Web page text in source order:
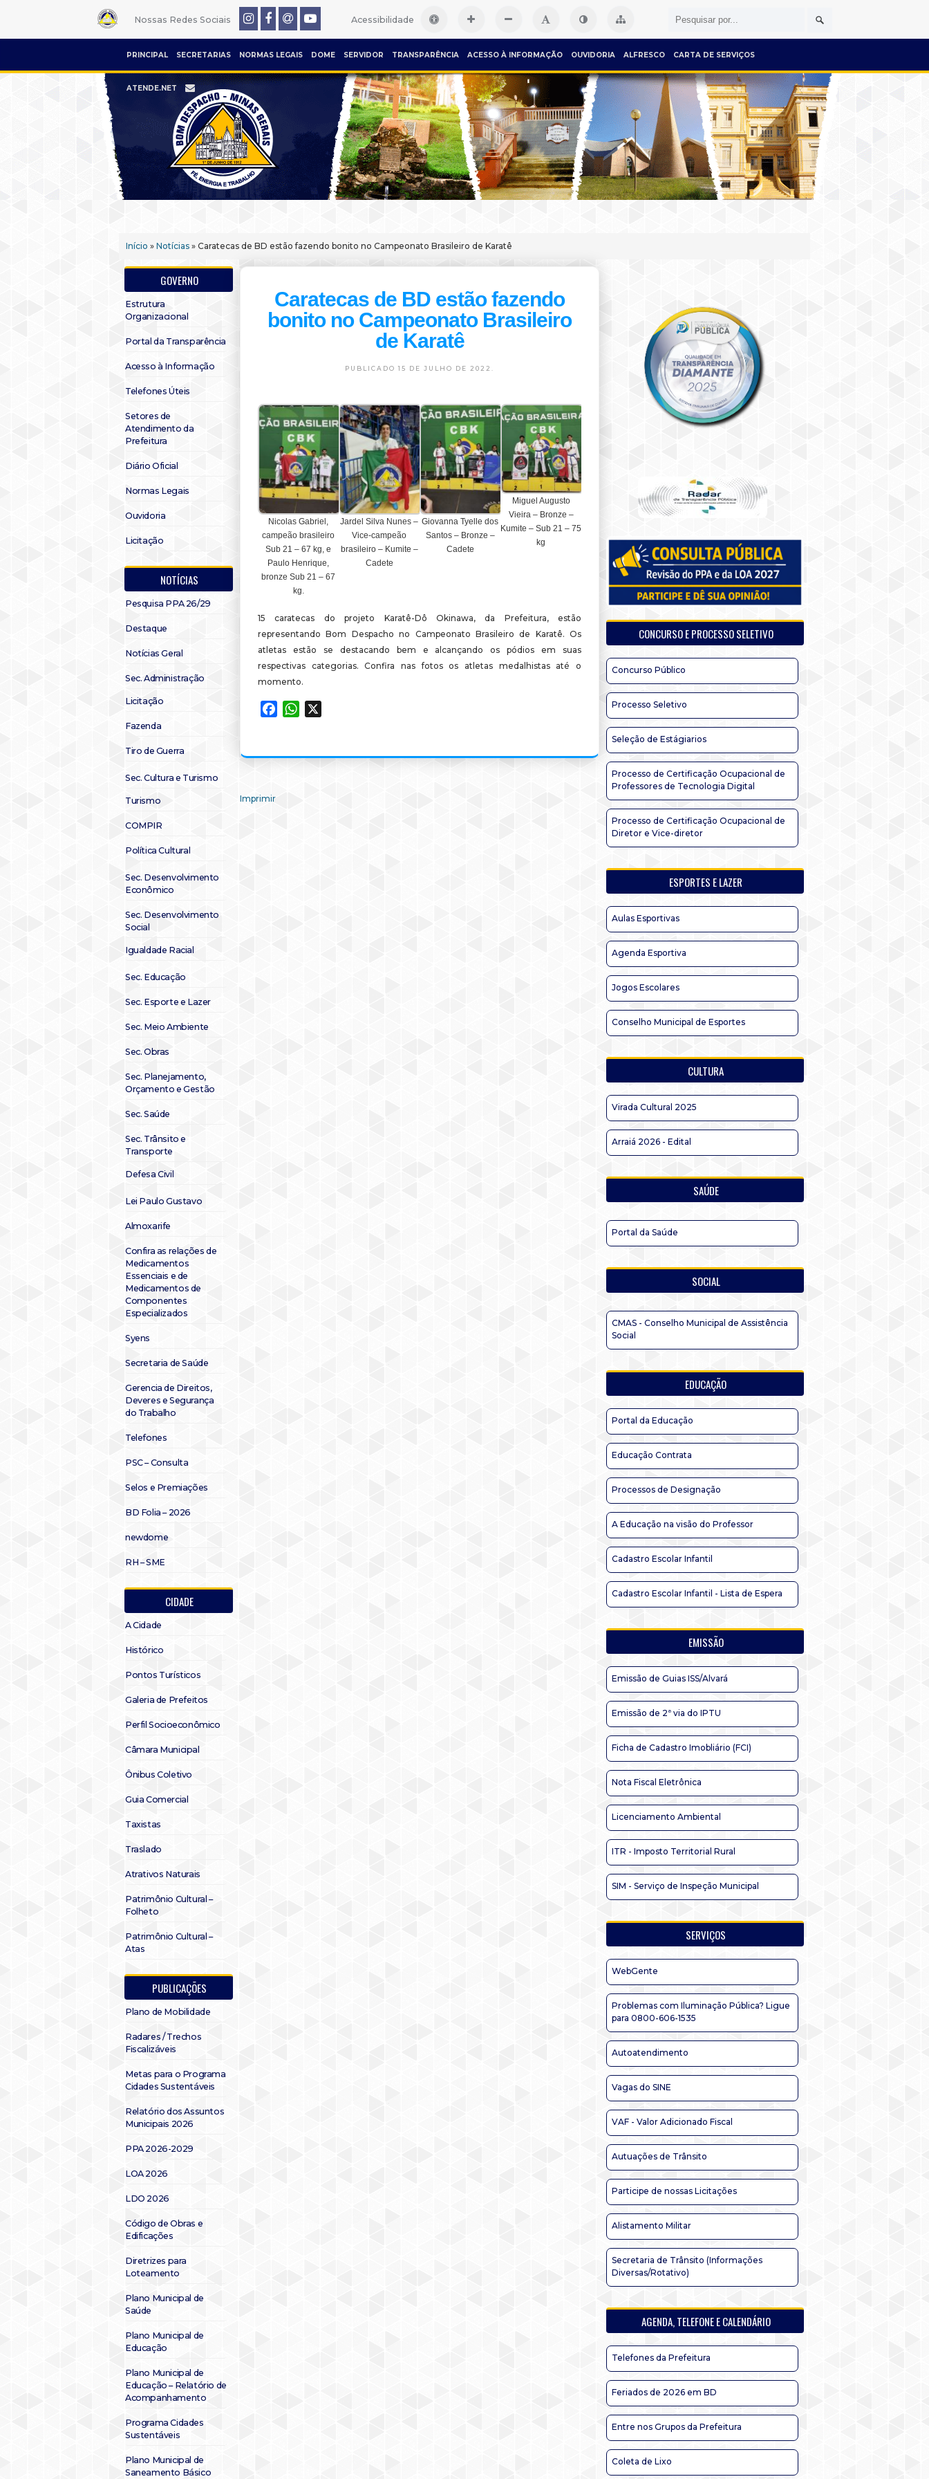
Nossas Redes Sociais Acessibilidade
PRINCIPAL SECRETARIAS NORMAS LEGAIS DOME SERVIDOR TRANSPARÊNCIA ACESSO À INFORMAÇÃO OUVIDORIA ALFRESCO CARTA DE SERVIÇOS
ATENDE.NET
Início » Notícias » Caratecas de BD estão fazendo bonito no Campeonato Brasileiro de Karatê
GOVERNO
Estrutura
Organizacional
Portal da Transparência
Acesso à Informação
Telefones Úteis
Setores de
Atendimento da
Prefeitura
Diário Oficial
Normas Legais
Ouvidoria
Licitação
NOTÍCIAS
Pesquisa PPA 26/29
Destaque
Notícias Geral
Sec. Administração
Licitação
Fazenda
Tiro de Guerra
Sec. Cultura e Turismo
Turismo
COMPIR
Política Cultural
Sec. Desenvolvimento
Econômico
Sec. Desenvolvimento
Social
Igualdade Racial
Sec. Educação
Sec. Esporte e Lazer
Sec. Meio Ambiente
Sec. Obras
Sec. Planejamento,
Orçamento e Gestão
Sec. Saúde
Sec. Trânsito e
Transporte
Defesa Civil
Lei Paulo Gustavo
Almoxarife
Confira as relações de
Medicamentos
Essenciais e de
Medicamentos de
Componentes
Especializados
Syens
Secretaria de Saúde
Gerencia de Direitos,
Deveres e Segurança
do Trabalho
Telefones
PSC – Consulta
Selos e Premiações
BD Folia – 2026
newdome
RH – SME
CIDADE
A Cidade
Histórico
Pontos Turísticos
Galeria de Prefeitos
Perfil Socioeconômico
Câmara Municipal
Ônibus Coletivo
Guia Comercial
Taxistas
Traslado
Atrativos Naturais
Patrimônio Cultural –
Folheto
Patrimônio Cultural –
Atas
PUBLICAÇÕES
Plano de Mobilidade
Radares / Trechos
Fiscalizáveis
Metas para o Programa
Cidades Sustentáveis
Relatório dos Assuntos
Municipais 2026
PPA 2026-2029
LOA 2026
LDO 2026
Código de Obras e
Edificações
Diretrizes para
Loteamento
Plano Municipal de
Saúde
Plano Municipal de
Educação
Plano Municipal de
Educação – Relatório de
Acompanhamento
Programa Cidades
Sustentáveis
Plano Municipal de
Saneamento Básico
Caratecas de BD estão fazendo
bonito no Campeonato Brasileiro
de Karatê
PUBLICADO 15 DE JULHO DE 2022.
Nicolas Gabriel,
campeão brasileiro
Sub 21 – 67 kg, e
Paulo Henrique,
bronze Sub 21 – 67
kg.
Jardel Silva Nunes –
Vice-campeão
brasileiro – Kumite –
Cadete
Giovanna Tyelle dos
Santos – Bronze –
Cadete
Miguel Augusto
Vieira – Bronze –
Kumite – Sub 21 – 75
kg
15 caratecas do projeto Karatê-Dô Okinawa, da Prefeitura, estão
representando Bom Despacho no Campeonato Brasileiro de Karatê. Os
atletas estão se destacando bem e alcançando os pódios em suas
respectivas categorias. Confira nas fotos os atletas medalhistas até o
momento.
FacebookWhatsApp
Imprimir
CONCURSO E PROCESSO SELETIVO
Concurso Público
Processo Seletivo
Seleção de Estágiarios
Processo de Certificação Ocupacional de
Professores de Tecnologia Digital
Processo de Certificação Ocupacional de
Diretor e Vice-diretor
ESPORTES E LAZER
Aulas Esportivas
Agenda Esportiva
Jogos Escolares
Conselho Municipal de Esportes
CULTURA
Virada Cultural 2025
Arraiá 2026 - Edital
SAÚDE
Portal da Saúde
SOCIAL
CMAS - Conselho Municipal de Assistência
Social
EDUCAÇÃO
Portal da Educação
Educação Contrata
Processos de Designação
A Educação na visão do Professor
Cadastro Escolar Infantil
Cadastro Escolar Infantil - Lista de Espera
EMISSÃO
Emissão de Guias ISS/Alvará
Emissão de 2ª via do IPTU
Ficha de Cadastro Imobliário (FCI)
Nota Fiscal Eletrônica
Licenciamento Ambiental
ITR - Imposto Territorial Rural
SIM - Serviço de Inspeção Municipal
SERVIÇOS
WebGente
Problemas com Iluminação Pública? Ligue
para 0800-606-1535
Autoatendimento
Vagas do SINE
VAF - Valor Adicionado Fiscal
Autuações de Trânsito
Participe de nossas Licitações
Alistamento Militar
Secretaria de Trânsito (Informações
Diversas/Rotativo)
AGENDA, TELEFONE E CALENDÁRIO
Telefones da Prefeitura
Feriados de 2026 em BD
Entre nos Grupos da Prefeitura
Coleta de Lixo